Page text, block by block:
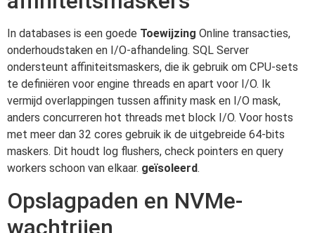
In databases is een goede Toewijzing Online transacties,
onderhoudstaken en I/O-afhandeling. SQL Server
ondersteunt affiniteitsmaskers, die ik gebruik om CPU-sets
te definiëren voor engine threads en apart voor I/O. Ik
vermijd overlappingen tussen affinity mask en I/O mask,
anders concurreren hot threads met block I/O. Voor hosts
met meer dan 32 cores gebruik ik de uitgebreide 64-bits
maskers. Dit houdt log flushers, check pointers en query
workers schoon van elkaar. geïsoleerd.
Opslagpaden en NVMe-
wachtrijen